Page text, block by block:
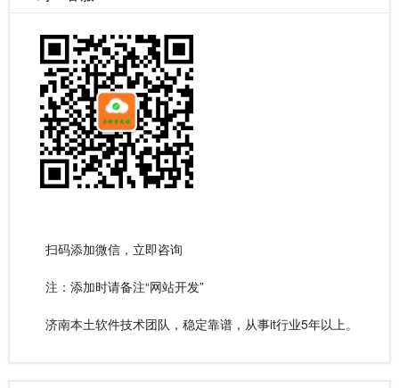
扫码添加微信，立即咨询
注：添加时请备注“网站开发”
济南本土软件技术团队，稳定靠谱，从事it行业5年以上。